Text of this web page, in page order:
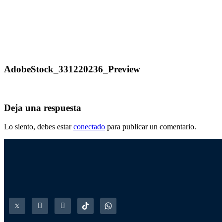
AdobeStock_331220236_Preview
Deja una respuesta
Lo siento, debes estarconectado para publicar un comentario.